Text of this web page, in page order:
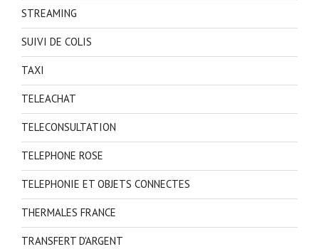
STREAMING
SUIVI DE COLIS
TAXI
TELEACHAT
TELECONSULTATION
TELEPHONE ROSE
TELEPHONIE ET OBJETS CONNECTES
THERMALES FRANCE
TRANSFERT D'ARGENT